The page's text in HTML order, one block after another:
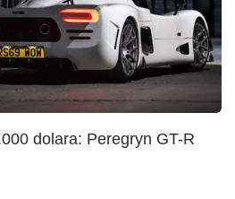
dolara: Peregryn GT-R